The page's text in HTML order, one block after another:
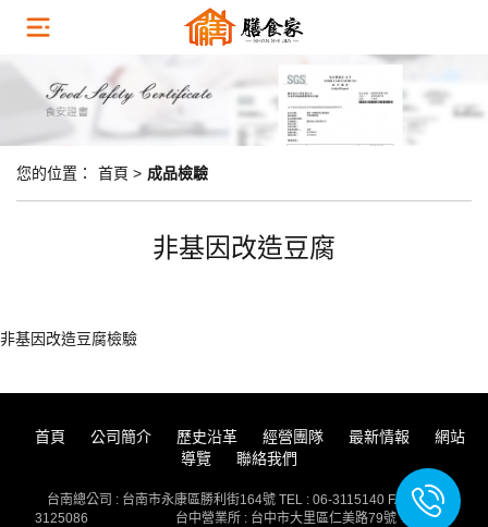
您的位置： 首頁 > 成品檢驗
非基因改造豆腐
非基因改造豆腐檢驗
首頁 公司簡介 歷史沿革 經營團隊 最新情報
網站
導覽
聯絡我們
台南總公司 : 台南市永康區勝利街164號 TEL : 06-3115140 FAX : 06-
3125086
台中營業所 : 台中市大里區仁美路79號 TEL : 04-